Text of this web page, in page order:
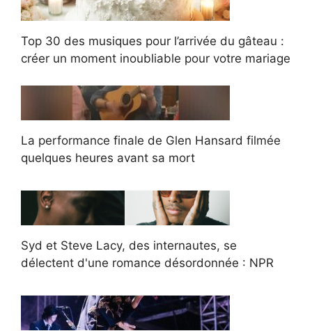
Top 30 des musiques pour l’arrivée du gâteau :
créer un moment inoubliable pour votre mariage
La performance finale de Glen Hansard filmée
quelques heures avant sa mort
Syd et Steve Lacy, des internautes, se
délectent d'une romance désordonnée : NPR